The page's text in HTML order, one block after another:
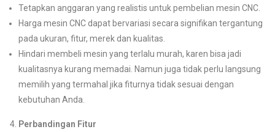
Tetapkan anggaran yang realistis untuk pembelian mesin CNC.
Harga mesin CNC dapat bervariasi secara signifikan tergantung
pada ukuran, fitur, merek dan kualitas.
Hindari membeli mesin yang terlalu murah, karen bisa jadi
kualitasnya kurang memadai. Namun juga tidak perlu langsung
memilih yang termahal jika fiturnya tidak sesuai dengan
kebutuhan Anda.
Perbandingan Fitur